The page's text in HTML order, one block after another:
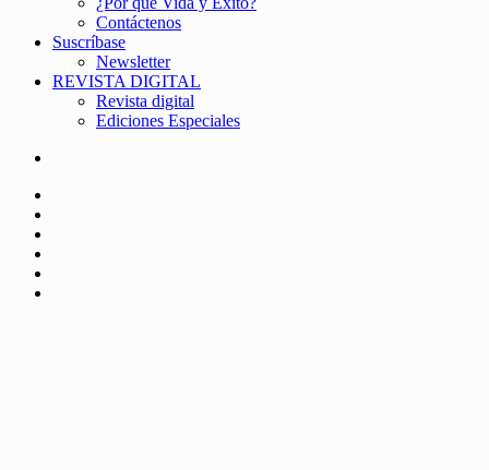
Contáctenos
Suscríbase
Newsletter
REVISTA DIGITAL
Revista digital
Ediciones Especiales